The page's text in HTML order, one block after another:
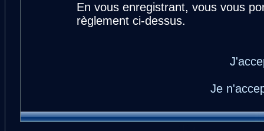
En vous enregistrant, vous vous
règlement ci-dessus.
Je